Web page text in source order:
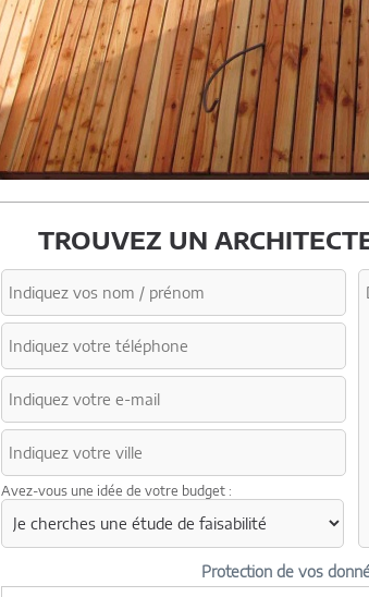
TROUVEZ UN
Avez-vous une idée de votre budget :
Protection de vos